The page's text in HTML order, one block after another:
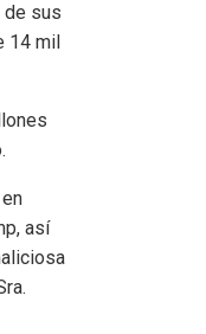
de sus
14 mil
así